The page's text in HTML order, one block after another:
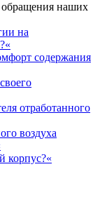
обращения наших
на
содержания
отработанного
воздуха
корпус?«